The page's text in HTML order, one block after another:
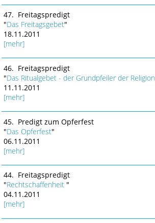
47. Freitagspredigt
"Das Freitagsgebet"
18.11.2011
[mehr]
46. Freitagspredigt
"Das Ritualgebet - der Grundpfeiler der Religion
11.11.2011
[mehr]
45. Predigt zum Opferfest
"Das Opferfest"
06.11.2011
[mehr]
44. Freitagspredigt
"Rechtschaffenheit "
04.11.2011
[mehr]